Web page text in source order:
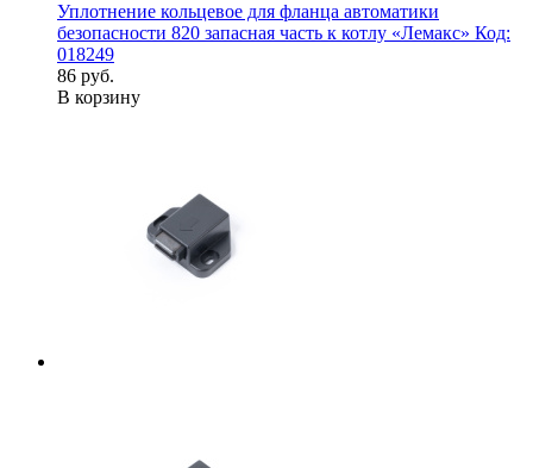
Уплотнение кольцевое для фланца автоматики
безопасности 820 запасная часть к котлу «Лемакс» Код:
018249
86 руб.
В корзину